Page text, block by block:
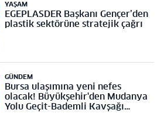
YAŞAM
EGEPLASDER Başkanı Gençer’den
plastik sektörüne stratejik çağrı
GÜNDEM
Bursa ulaşımına yeni nefes
olacak! Büyükşehir'den Mudanya
Yolu Geçit-Bademli Kavşağı